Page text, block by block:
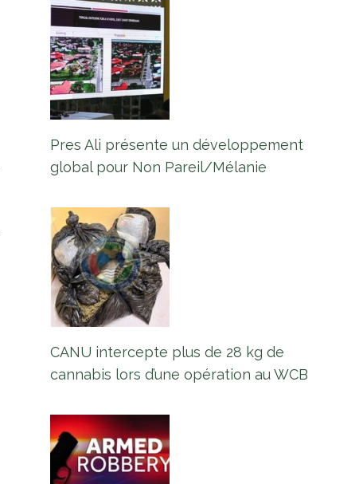
Pres Ali présente un développement
global pour Non Pareil/Mélanie
CANU intercepte plus de 28 kg de
cannabis lors d’une opération au WCB